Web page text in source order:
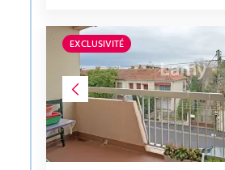
EXCLUSIVITÉ